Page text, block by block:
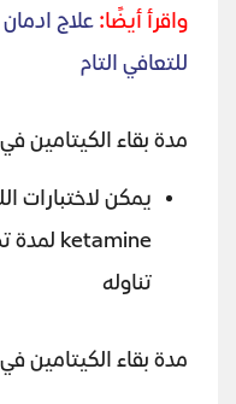
واقرأ أيضًا:
للتعافي التام
مدة بقاء الكيتامين
يمكن لاختبارات
تناوله
مدة بقاء الكيتامين